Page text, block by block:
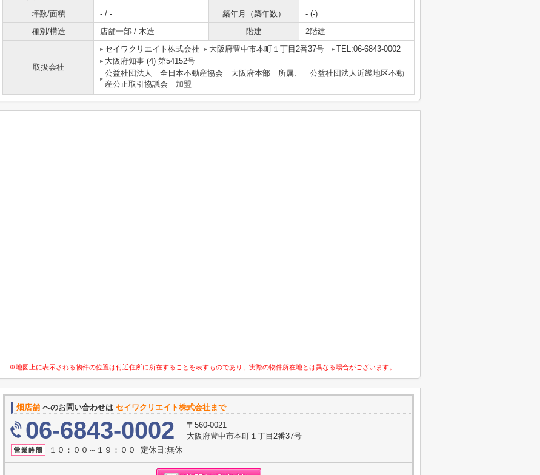
坪数/面積
- / - 築年月（築年数）
- (-)
種別/構造
店舗一部 / 木造 階建 2階建
取扱会社
セイワクリエイト株式会社 大阪府豊中市本町１丁目2番37号
TEL:06-6843-0002
大阪府知事 (4) 第54152号
公益社団法人 全日本不動産協会 大阪府本部 所属、 公益社団法人近畿地区不動
産公正取引協議会 加盟
※地図上に表示される物件の位置は付近住所に所在することを表すものであり、実際の物件所在地とは異なる場合がございます。
畑店舗 へのお問い合わせは セイワクリエイト株式会社まで
06-6843-0002
〒560-0021
大阪府豊中市本町１丁目2番37号
１０：００～１９：００ 定休日:無休